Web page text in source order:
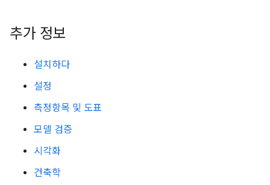
추가 정보
설치하다
설정
측정항목 및 도표
모델 검증
시각화
건축학